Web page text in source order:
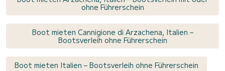
ohne Führerschein
Boot mieten Cannigione di Arzachena, Italien –
Bootsverleih ohne Führerschein
Boot mieten Italien – Bootsverleih ohne Führerschein